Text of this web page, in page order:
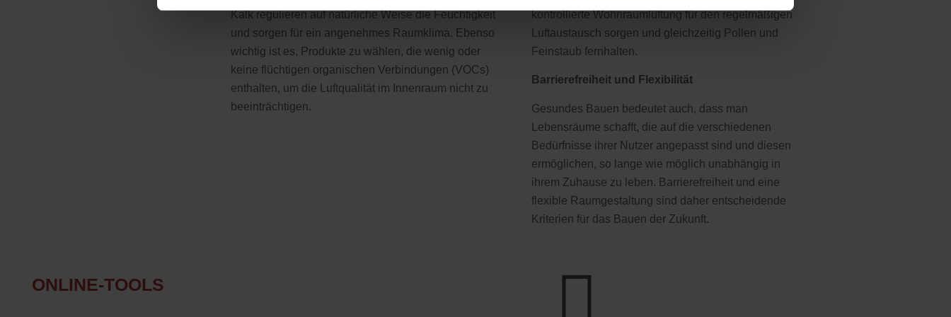
ONLINE-TOOLS
Kalk regulieren auf natürliche Weise die Feuchtigkeit
und sorgen für ein angenehmes Raumklima. Ebenso
wichtig ist es, Produkte zu wählen, die wenig oder
keine flüchtigen organischen Verbindungen (VOCs)
enthalten, um die Luftqualität im Innenraum nicht zu
beeinträchtigen.
kontrollierte Wohnraumlüftung für den regelmäßigen
Luftaustausch sorgen und gleichzeitig Pollen und
Feinstaub fernhalten.
Barrierefreiheit und Flexibilität
Gesundes Bauen bedeutet auch, dass man
Lebensräume schafft, die auf die verschiedenen
Bedürfnisse ihrer Nutzer angepasst sind und diesen
ermöglichen, so lange wie möglich unabhängig in
ihrem Zuhause zu leben. Barrierefreiheit und eine
flexible Raumgestaltung sind daher entscheidende
Kriterien für das Bauen der Zukunft.